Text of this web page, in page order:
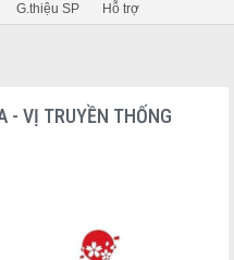
G.thiệu SP Hỗ trợ
- VỊ TRUYỀN THỐNG